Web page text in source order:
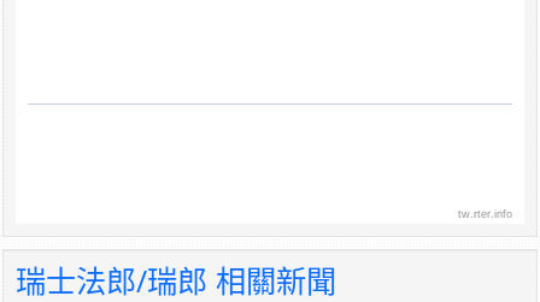
tw.rter.info
瑞士法郎/瑞郎 相關新聞